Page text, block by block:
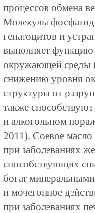
процессов обмена
Молекулы
гепатоцитов и
выполняет функцию
окружающей среды
снижению уровня
структуры от
также
и алкогольном
2011). Соевое масло
при заболеваниях
способствующих
богат
и мочегонное
при заболеваниях